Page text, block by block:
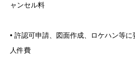
ャンセル料
• 許認可申請、図面作成、ロケハン等
人件費